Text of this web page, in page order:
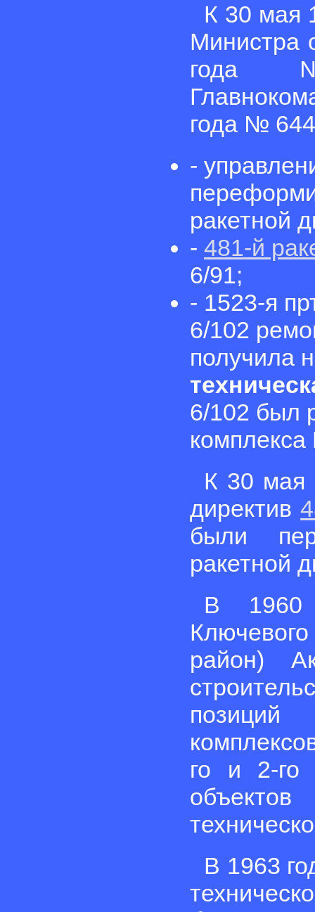
К 30 мая
Министра
года
года №
-
ракетной
- 481-й
6/91;
- 1523-я
6/102
получила
6/102 был
К 30 мая
директив
были
ракетной
В 1960
район)
го и 2-го
В 1963